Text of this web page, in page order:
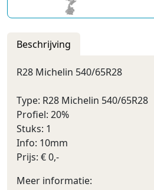
Beschrijving
R28 Michelin 540/65R28
Type: R28 Michelin 540/65R28
Profiel: 20%
Stuks: 1
Info: 10mm
Prijs: € 0,-
Meer informatie: